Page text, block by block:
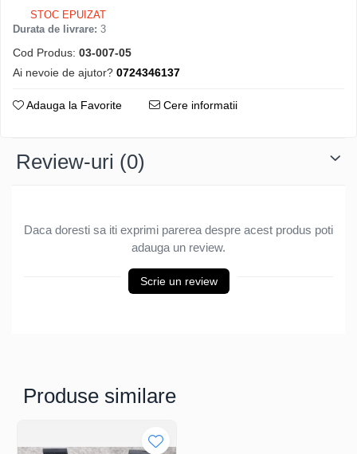
STOC EPUIZAT
Durata de livrare: 3
Cod Produs: 03-007-05
Ai nevoie de ajutor? 0724346137
Adauga la Favorite Cere informatii
Review-uri (0)
Daca doresti sa iti exprimi parerea despre acest produs poti
adauga un review.
Scrie un review
Produse similare